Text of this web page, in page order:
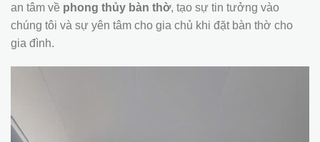
an tâm về phong thủy bàn thờ, tạo sự tin tưởng vào
chúng tôi và sự yên tâm cho gia chủ khi đặt bàn thờ cho
gia đình.